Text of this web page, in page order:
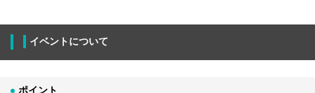
イベントについて
ポイント